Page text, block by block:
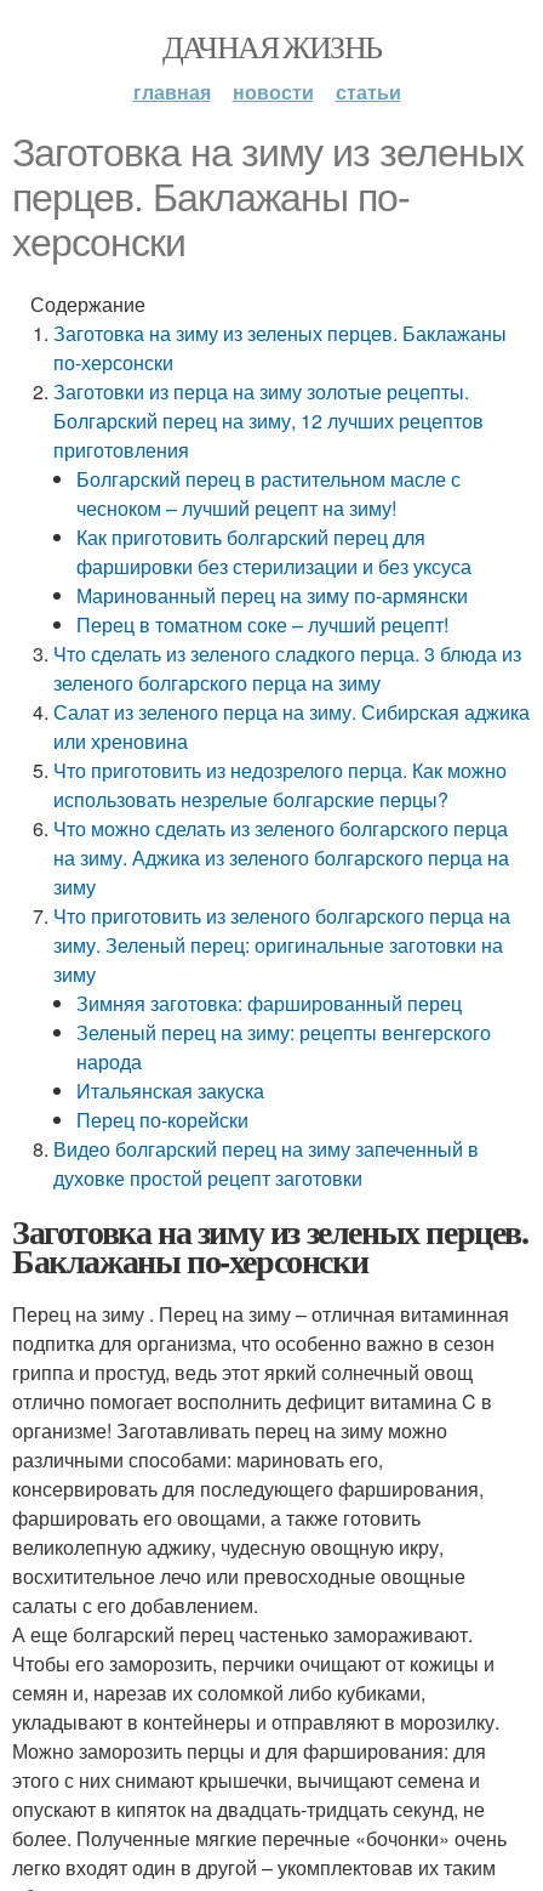
ДАЧНАЯ ЖИЗНЬ
главная новости статьи
Заготовка на зиму из зеленых
перцев. Баклажаны по-
херсонски
Содержание
Заготовка на зиму из зеленых перцев. Баклажаны
по-херсонски
Заготовки из перца на зиму золотые рецепты.
Болгарский перец на зиму, 12 лучших рецептов
приготовления
Болгарский перец в растительном масле с
чесноком – лучший рецепт на зиму!
Как приготовить болгарский перец для
фаршировки без стерилизации и без уксуса
Маринованный перец на зиму по-армянски
Перец в томатном соке – лучший рецепт!
Что сделать из зеленого сладкого перца. 3 блюда из
зеленого болгарского перца на зиму
Салат из зеленого перца на зиму. Сибирская аджика
или хреновина
Что приготовить из недозрелого перца. Как можно
использовать незрелые болгарские перцы?
Что можно сделать из зеленого болгарского перца
на зиму. Аджика из зеленого болгарского перца на
зиму
Что приготовить из зеленого болгарского перца на
зиму. Зеленый перец: оригинальные заготовки на
зиму
Зимняя заготовка: фаршированный перец
Зеленый перец на зиму: рецепты венгерского
народа
Итальянская закуска
Перец по-корейски
Видео болгарский перец на зиму запеченный в
духовке простой рецепт заготовки
Заготовка на зиму из зеленых перцев.
Баклажаны по-херсонски
Перец на зиму . Перец на зиму – отличная витаминная
подпитка для организма, что особенно важно в сезон
гриппа и простуд, ведь этот яркий солнечный овощ
отлично помогает восполнить дефицит витамина C в
организме! Заготавливать перец на зиму можно
различными способами: мариновать его,
консервировать для последующего фарширования,
фаршировать его овощами, а также готовить
великолепную аджику, чудесную овощную икру,
восхитительное лечо или превосходные овощные
салаты с его добавлением.
А еще болгарский перец частенько замораживают.
Чтобы его заморозить, перчики очищают от кожицы и
семян и, нарезав их соломкой либо кубиками,
укладывают в контейнеры и отправляют в морозилку.
Можно заморозить перцы и для фарширования: для
этого с них снимают крышечки, вычищают семена и
опускают в кипяток на двадцать-тридцать секунд, не
более. Полученные мягкие перечные «бочонки» очень
легко входят один в другой – укомплектовав их таким